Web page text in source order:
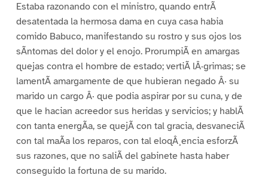
Estaba razonando con el ministro, quando entrÃ
desatentada la hermosa dama en cuya casa habia
comido Babuco, manifestando su rostro y sus ojos los
sÃntomas del dolor y el enojo. ProrumpiÃ en amargas
quejas contra el hombre de estado; vertiÃ lÂ·grimas; se
lamentÃ amargamente de que hubieran negado Â· su
marido un cargo Â· que podia aspirar por su cuna, y de
que le hacian acreedor sus heridas y servicios; y hablÃ
con tanta energÃa, se quejÃ con tal gracia, desvaneciÃ
con tal maÃa los reparos, con tal eloqÂ¸encia esforzÃ
sus razones, que no saliÃ del gabinete hasta haber
conseguido la fortuna de su marido.